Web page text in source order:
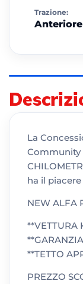
Trazione:
Anteriore
La
Community
ha il
NEW ALFA
**VETTURA
**TETTO
PREZZO